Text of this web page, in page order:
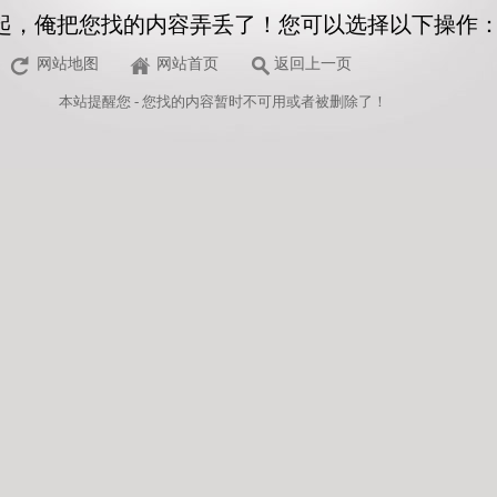
，俺把您找的内容弄丢了！您可以选择以下操作
网站地图 网站首页 返回上一页
本站提醒您 - 您找的内容暂时不可用或者被删除了！